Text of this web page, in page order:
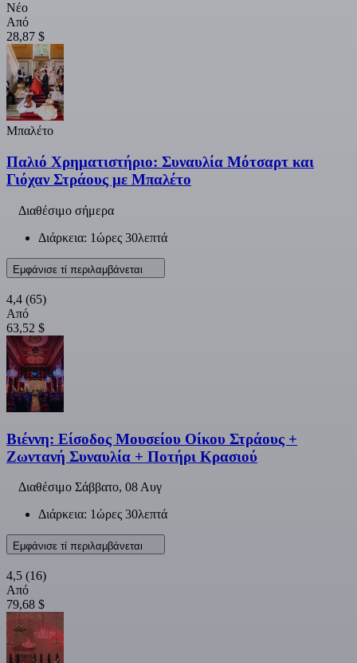
Νέο
Από
28,87 $
Μπαλέτο
Παλιό Χρηματιστήριο: Συναυλία Μότσαρτ και
Γιόχαν Στράους με Μπαλέτο
Διαθέσιμο σήμερα
Διάρκεια: 1ώρες 30λεπτά
Εμφάνισε τί περιλαμβάνεται
4,4 (65)
Από
63,52 $
Βιέννη: Είσοδος Μουσείου Οίκου Στράους +
Ζωντανή Συναυλία + Ποτήρι Κρασιού
Διαθέσιμο Σάββατο, 08 Αυγ
Διάρκεια: 1ώρες 30λεπτά
Εμφάνισε τί περιλαμβάνεται
4,5 (16)
Από
79,68 $